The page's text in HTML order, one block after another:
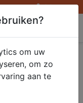
Inloggen
eye
om uw
om zo
aan te